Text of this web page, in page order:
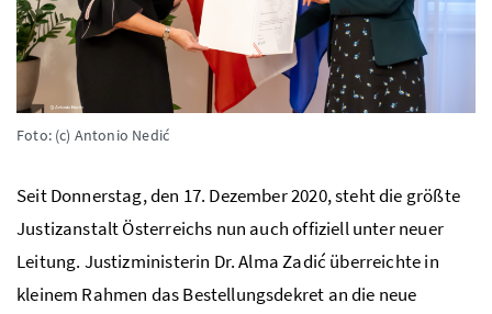
Foto: (c) Antonio Nedić
Seit Donnerstag, den 17. Dezember 2020, steht die größte
Justizanstalt Österreichs nun auch offiziell unter neuer
Leitung. Justizministerin Dr. Alma Zadić überreichte in
kleinem Rahmen das Bestellungsdekret an die neue